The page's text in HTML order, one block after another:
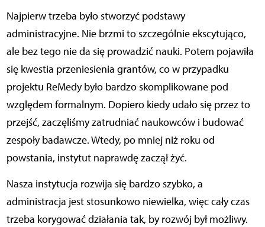
Najpierw trzeba było stworzyć podstawy
administracyjne. Nie brzmi to szczególnie ekscytująco,
ale bez tego nie da się prowadzić nauki. Potem pojawiła
się kwestia przeniesienia grantów, co w przypadku
projektu ReMedy było bardzo skomplikowane pod
względem formalnym. Dopiero kiedy udało się przez to
przejść, zaczęliśmy zatrudniać naukowców i budować
zespoły badawcze. Wtedy, po mniej niż roku od
powstania, instytut naprawdę zaczął żyć.
Nasza instytucja rozwija się bardzo szybko, a
administracja jest stosunkowo niewielka, więc cały czas
trzeba korygować działania tak, by rozwój był możliwy.